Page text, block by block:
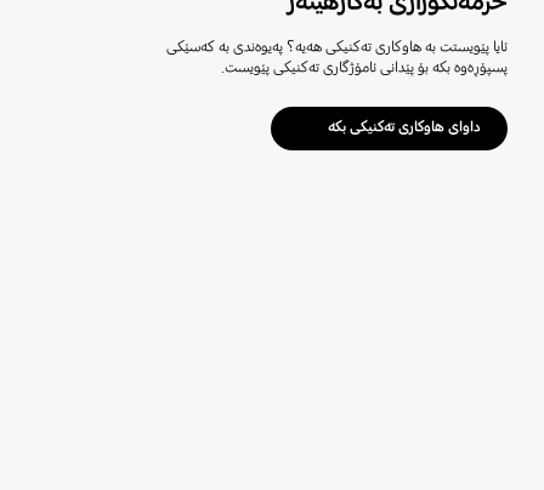
ئایا پێویستت بە هاوکاری تەکنیکی هەیە؟ پەیوەندی بە کەسێکی
پسپۆڕەوە بکە بۆ پێدانی ئامۆژگاری تەکنیکی پێویست.
داوای هاوکاری تەکنیکی بکە